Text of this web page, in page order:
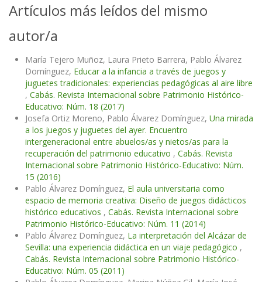
Artículos más leídos del mismo
autor/a
María Tejero Muñoz, Laura Prieto Barrera, Pablo Álvarez
Domínguez, Educar a la infancia a través de juegos y
juguetes tradicionales: experiencias pedagógicas al aire libre
, Cabás. Revista Internacional sobre Patrimonio Histórico-
Educativo: Núm. 18 (2017)
Josefa Ortiz Moreno, Pablo Álvarez Domínguez, Una mirada
a los juegos y juguetes del ayer. Encuentro
intergeneracional entre abuelos/as y nietos/as para la
recuperación del patrimonio educativo , Cabás. Revista
Internacional sobre Patrimonio Histórico-Educativo: Núm.
15 (2016)
Pablo Álvarez Domínguez, El aula universitaria como
espacio de memoria creativa: Diseño de juegos didácticos
histórico educativos , Cabás. Revista Internacional sobre
Patrimonio Histórico-Educativo: Núm. 11 (2014)
Pablo Álvarez Domínguez, La interpretación del Alcázar de
Sevilla: una experiencia didáctica en un viaje pedagógico ,
Cabás. Revista Internacional sobre Patrimonio Histórico-
Educativo: Núm. 05 (2011)